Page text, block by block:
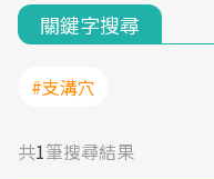
關鍵字搜尋
#支溝穴
共1筆搜尋結果